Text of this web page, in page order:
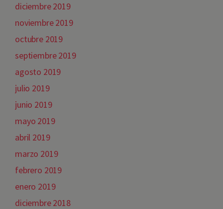
diciembre 2019
noviembre 2019
octubre 2019
septiembre 2019
agosto 2019
julio 2019
junio 2019
mayo 2019
abril 2019
marzo 2019
febrero 2019
enero 2019
diciembre 2018